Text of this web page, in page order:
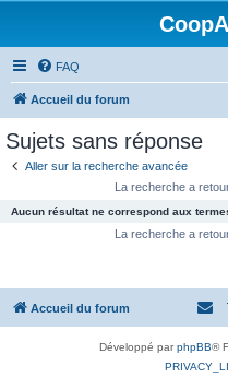
FAQ
Accueil du forum
Sujets sans réponse
Aller sur la recherche avancée
La recherche a
Aucun résultat ne correspond aux
La recherche a
Accueil du forum
Développé parphpBB®